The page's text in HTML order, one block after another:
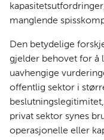
manglende
Den betydelige
gjelder behovet for å
uavhengige
offentlig sektor i
privat sektor synes
operasjonelle eller